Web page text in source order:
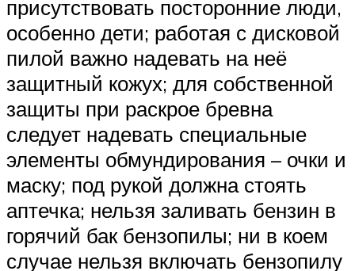
присутствовать посторонние люди,
особенно дети; работая с дисковой
пилой важно надевать на неё
защитный кожух; для собственной
защиты при раскрое бревна
следует надевать специальные
элементы обмундирования – очки и
маску; под рукой должна стоять
аптечка; нельзя заливать бензин в
горячий бак бензопилы; ни в коем
случае нельзя включать бензопилу